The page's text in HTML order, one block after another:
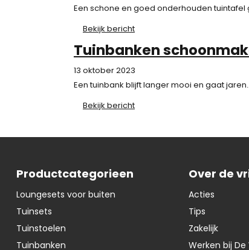
Een schone en goed onderhouden tuintafel
Bekijk bericht
Tuinbanken
13 oktober 2023
Een tuinbank blijft langer mooi en gaat
Bekijk bericht
Productcategorieen
Loungesets voor buiten
Tuinsets
Tuinstoelen
Tuinbanken
Over de
Acties
Tips
Zakelijk
Werken bij De